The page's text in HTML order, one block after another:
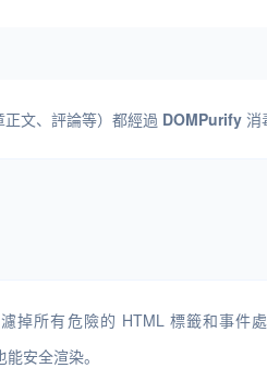
文、評論等）都經過 DOMPurify 消
掉所有危險的 HTML 標籤和事件
安全渲染。